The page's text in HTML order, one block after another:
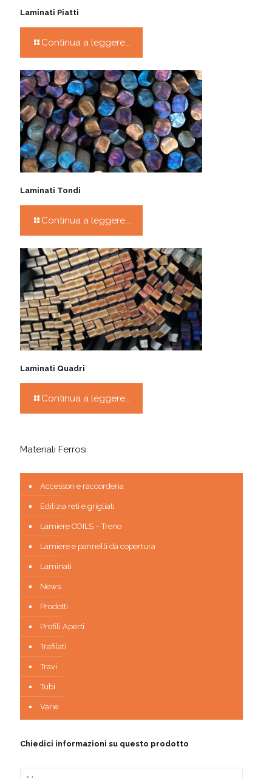
Laminati Piatti
Continua a leggere...
Laminati Tondi
Continua a leggere...
Laminati Quadri
Continua a leggere...
Materiali Ferrosi
Accessori e raccorderia
Edilizia reti e grigliati
Lamiere COILS – Treno
Lamiere e pannelli da copertura
Laminati
News
Prodotti
Profili Aperti
Trafilati
Travi
Tubi
Varie
Chiedici informazioni su questo prodotto